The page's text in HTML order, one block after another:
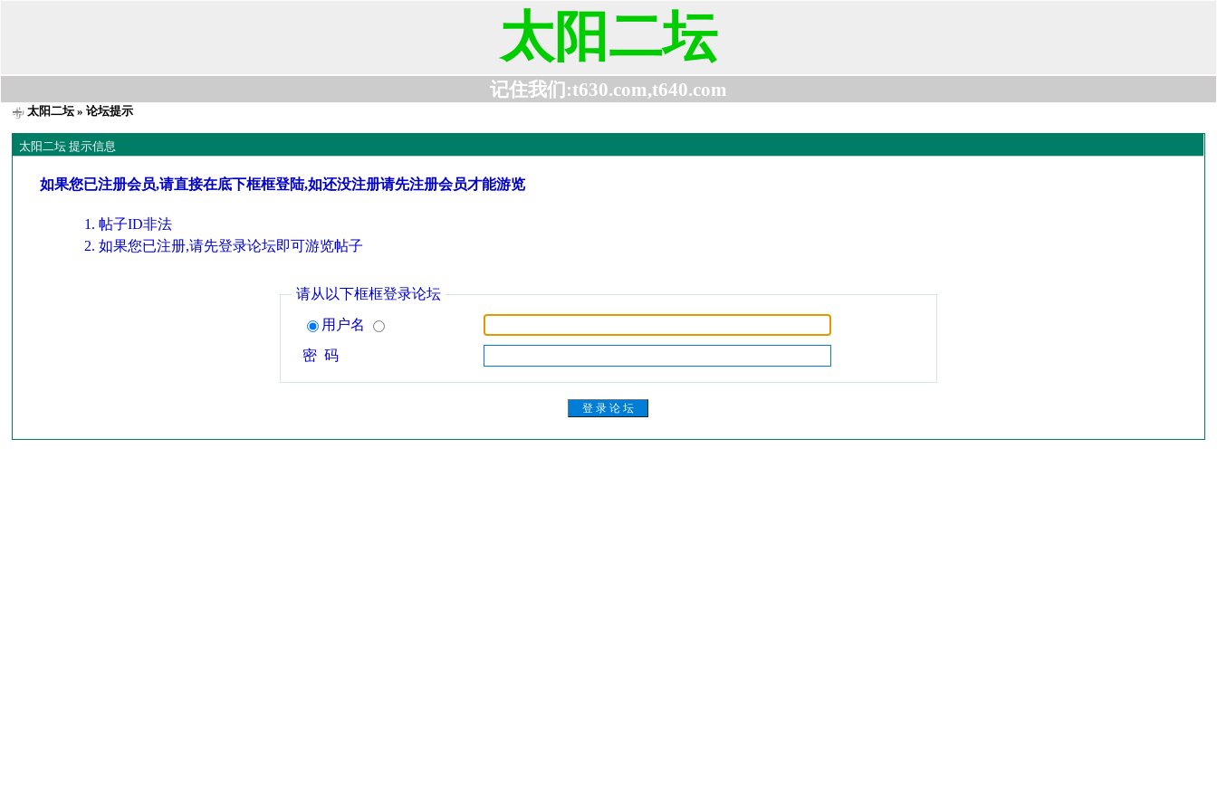
太阳二坛
记住我们:t630.com,t640.com
太阳二坛» 论坛提示
太阳二坛 提示信息
如果您已注册会员,请直接在底下框框登陆,如还没注册请先注册会员才能游览
帖子ID非法
如果您已注册,请先登录论坛即可游览帖子
请从以下框框登录论坛
用户名
密 码